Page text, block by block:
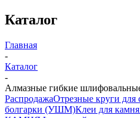
Каталог
Главная
-
Каталог
-
Алмазные гибкие
РаспродажаОтрезные круги для
болгарки (УШМ)Клеи для камня